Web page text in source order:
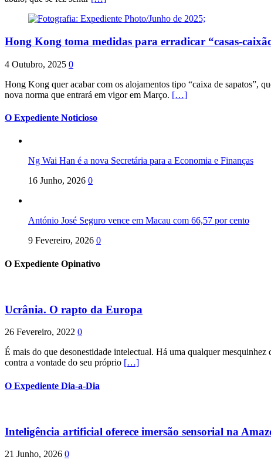
Hong Kong toma medidas para erradicar “casas-
4 Outubro, 2025 0
Hong Kong quer acabar com os alojamentos tipo “caixa de sapatos”,
nova norma que entrará em vigor em Março. […]
O Expediente Noticioso
Ng Wai Han é a nova Secretária para a Economia e Finanças
16 Junho, 2026 0
António José Seguro vence em Macau com 66,57 por cento
9 Fevereiro, 2026 0
O Expediente Opinativo
Ucrânia. O rapto da Europa
26 Fevereiro, 2022 0
É mais do que desonestidade intelectual. Há uma qualquer
contra a vontade do seu próprio […]
O Expediente Dia-a-Dia
Inteligência artificial oferece imersão sensorial na
21 Junho, 2026 0